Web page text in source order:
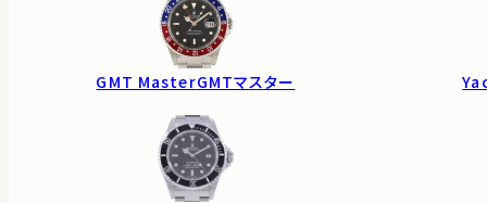
GMT MasterGMTマスター